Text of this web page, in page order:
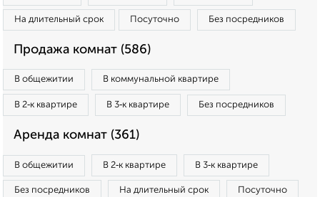
На длительный срок Посуточно Без посредников
Продажа комнат (586)
В общежитии В коммунальной квартире
В 2‑к квартире В 3‑к квартире Без посредников
Аренда комнат (361)
В общежитии В 2‑к квартире В 3‑к квартире
Без посредников На длительный срок Посуточно